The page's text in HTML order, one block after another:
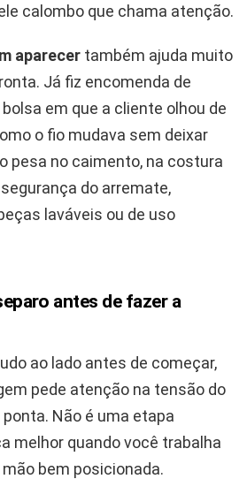
calombo que chama atenção.
aparecer também ajuda muito
Já fiz encomenda de
em que a cliente olhou de
o fio mudava sem deixar
pesa no caimento, na costura
do arremate,
laváveis ou de uso
antes de fazer a
ao lado antes de começar,
pede atenção na tensão do
Não é uma etapa
melhor quando você trabalha
bem posicionada.